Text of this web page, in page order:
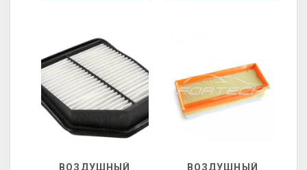
ВОЗДУШНЫЙ
ВОЗДУШНЫЙ